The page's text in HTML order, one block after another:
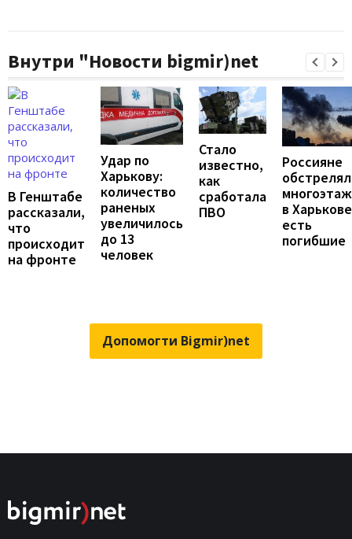
Внутри "Новости bigmir)net
В Генштабе
рассказали,
что
происходит
на фронте
Удар по
Харькову:
количество
раненых
увеличилось
до 13
человек
Стало
известно,
как
сработала
ПВО
Россияне
в
есть
погибшие
Допомогти Bigmir)net